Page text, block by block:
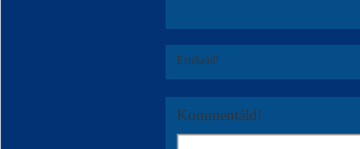
Értékeld!
Kommentáld!